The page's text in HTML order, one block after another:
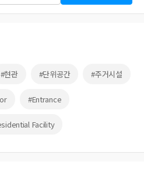
#현관 #단위공간 #주거시설
#Entrance
Facility